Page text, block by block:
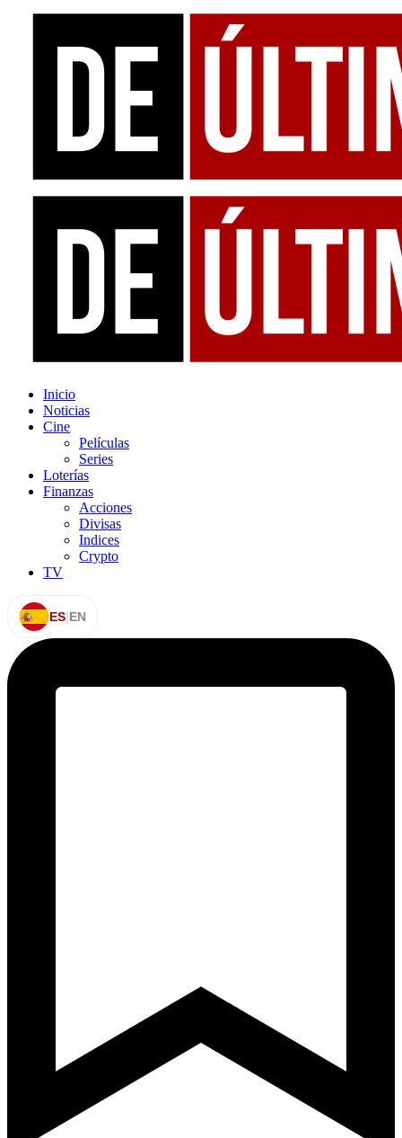
Inicio
Noticias
Cine
Películas
Series
Loterías
Finanzas
Acciones
Divisas
Indices
Crypto
TV
ES|EN